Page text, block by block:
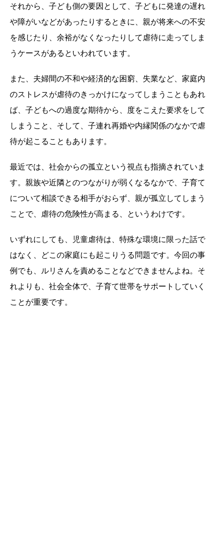
それから、子ども側の要因として、子どもに発達の遅れ
や障がいなどがあったりするときに、親が将来への不安
を感じたり、余裕がなくなったりして虐待に走ってしま
うケースがあるといわれています。
また、夫婦間の不和や経済的な困窮、失業など、家庭内
のストレスが虐待のきっかけになってしまうこともあれ
ば、子どもへの過度な期待から、度をこえた要求をして
しまうこと、そして、子連れ再婚や内縁関係のなかで虐
待が起こることもあります。
最近では、社会からの孤立という視点も指摘されていま
す。親族や近隣とのつながりが弱くなるなかで、子育て
について相談できる相手がおらず、親が孤立してしまう
ことで、虐待の危険性が高まる、というわけです。
いずれにしても、児童虐待は、特殊な環境に限った話で
はなく、どこの家庭にも起こりうる問題です。今回の事
例でも、ルリさんを責めることなどできませんよね。そ
れよりも、社会全体で、子育て世帯をサポートしていく
ことが重要です。